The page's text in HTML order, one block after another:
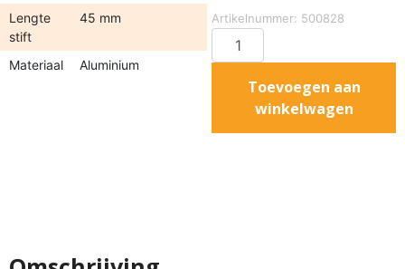
Lengte
stift
45 mm
Materiaal Aluminium
Artikelnummer: 500828
Toevoegen aan
winkelwagen